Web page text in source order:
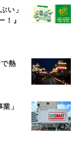
い」
！』
熱
」